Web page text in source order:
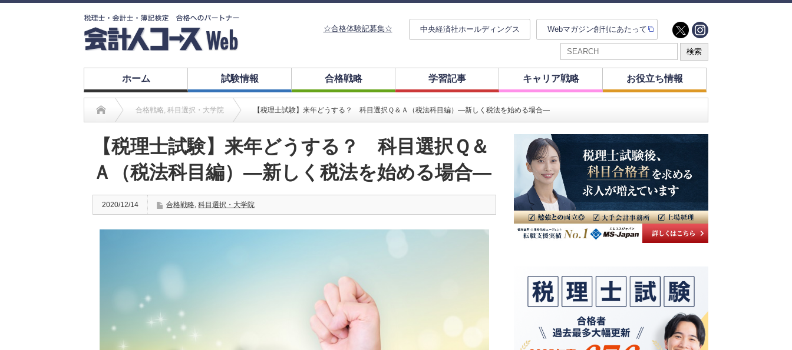
☆合格体験記募集☆ 中央経済社ホールディングス Webマガジン創刊にあたって
ホーム 試験情報 合格戦略 学習記事 キャリア戦略 お役立ち情報
合格戦略, 科目選択・大学院 【税理士試験】来年どうする？ 科目選択Ｑ＆Ａ（税法科目編）―新しく税法を始める場合―
【税理士試験】来年どうする？ 科目選択Ｑ＆
Ａ（税法科目編）―新しく税法を始める場合―
2020/12/14 合格戦略, 科目選択・大学院